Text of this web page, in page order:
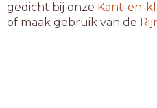
gedicht bij onze Kant-en-
of maak gebruik van de